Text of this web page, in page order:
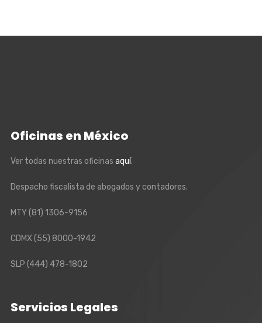
Oficinas en México
Ver todas nuestras oficinas aquí.
Despacho fiscalista de abogados y contadores.
MTY(81) 1306-9156
CDMX(55) 8000-1942
SLP (444) 478-1802
Servicios Legales